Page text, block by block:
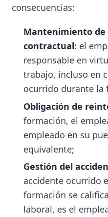
consecuencias:
Mantenimiento de
contractual: el
responsable en
trabajo, incluso en
ocurrido durante la
Obligación de
formación, el
empleado en su
equivalente;
Gestión del
accidente ocurrido
formación se
laboral, es el